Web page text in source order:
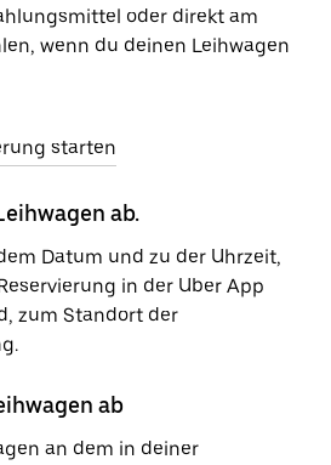
oder direkt am
wenn du deinen Leihwagen
starten
ab.
Datum und zu der Uhrzeit,
in der Uber App
zum Standort der
ab
an dem in deiner